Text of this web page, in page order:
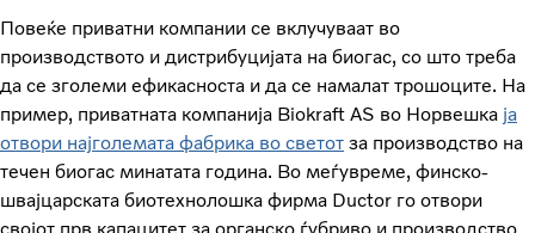
Повеќе приватни компании се вклучуваат во
производството и дистрибуцијата на биогас, со што треба
да се зголеми ефикасноста и да се намалат трошоците. На
пример, приватната компанија Biokraft AS во Норвешка ја
отвори најголемата фабрика во светот за производство на
течен биогас минатата година. Во меѓувреме, финско-
швајцарската биотехнолошка фирма Ductor го отвори